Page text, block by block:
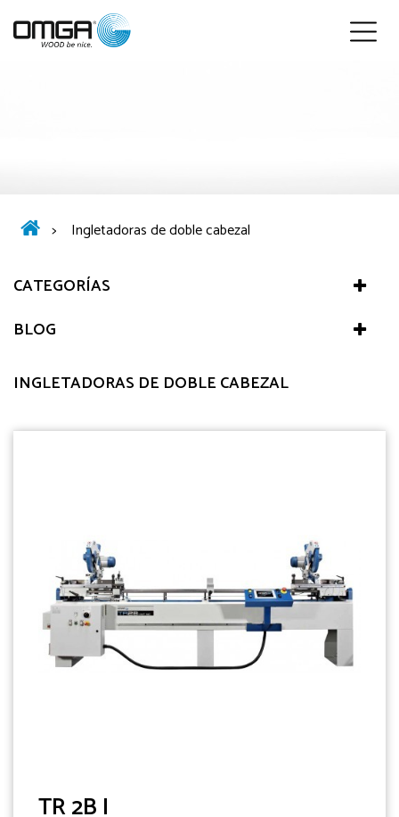
> Ingletadoras de doble cabezal
CATEGORÍAS
BLOG
INGLETADORAS DE DOBLE CABEZAL
TR 2B I